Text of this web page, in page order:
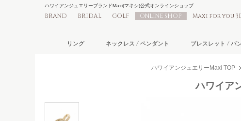
BRAND BRIDAL GOLF ONLINE SHOP Maxi for you
ハワイアンジュエリーブランドMaxi(マキシ)公式オンラインショップ
リング ネックレス / ペンダント ブレスレット / バ
ハワイアンジュエリーMaxi TOP
ハワイア